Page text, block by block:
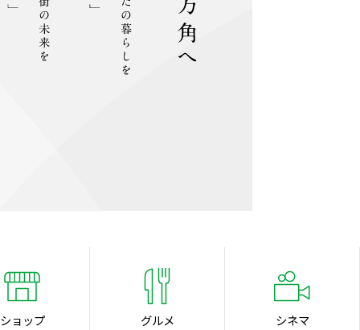
ショップ グルメ シネマ